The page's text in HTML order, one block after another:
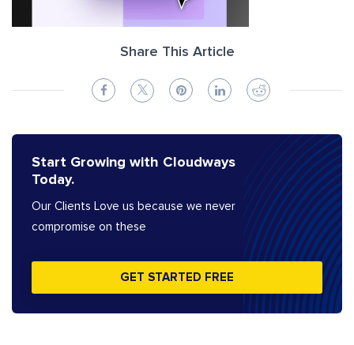
Share This Article
Start Growing with Cloudways
Today.
Our Clients Love us because we never
compromise on these
GET STARTED FREE